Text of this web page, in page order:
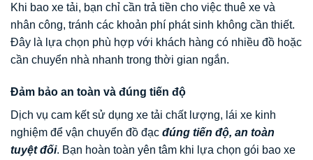
Khi bao xe tải, bạn chỉ cần trả tiền cho việc thuê xe và
nhân công, tránh các khoản phí phát sinh không cần thiết.
Đây là lựa chọn phù hợp với khách hàng có nhiều đồ hoặc
cần chuyển nhà nhanh trong thời gian ngắn.
Đảm bảo an toàn và đúng tiến độ
Dịch vụ cam kết sử dụng xe tải chất lượng, lái xe kinh
nghiệm để vận chuyển đồ đạc đúng tiến độ, an toàn
tuyệt đối. Bạn hoàn toàn yên tâm khi lựa chọn gói bao xe